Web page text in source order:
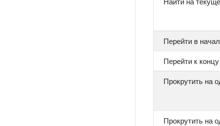
Перейти в
Перейти к
Прокрутить на
Прокрутить на